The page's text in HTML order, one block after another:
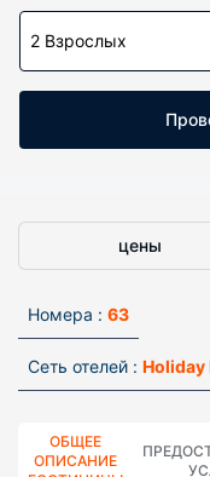
2 Взрослых
цены
Номера : 63
Сеть отелей : Holiday
ОБЩЕЕ
ОПИСАНИЕ